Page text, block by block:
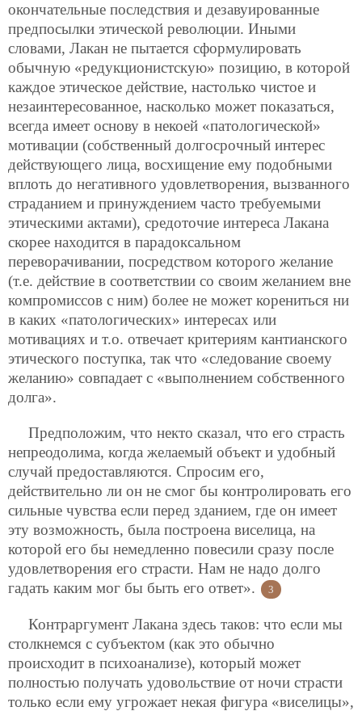
окончательные последствия и дезавуированные
предпосылки этической революции. Иными
словами, Лакан не пытается сформулировать
обычную «редукционистскую» позицию, в которой
каждое этическое действие, настолько чистое и
незаинтересованное, насколько может показаться,
всегда имеет основу в некоей «патологической»
мотивации (собственный долгосрочный интерес
действующего лица, восхищение ему подобными
вплоть до негативного удовлетворения, вызванного
страданием и принуждением часто требуемыми
этическими актами), средоточие интереса Лакана
скорее находится в парадоксальном
переворачивании, посредством которого желание
(т.е. действие в соответствии со своим желанием вне
компромиссов с ним) более не может корениться ни
в каких «патологических» интересах или
мотивациях и т.о. отвечает критериям кантианского
этического поступка, так что «следование своему
желанию» совпадает с «выполнением собственного
долга».
Предположим, что некто сказал, что его страсть
непреодолима, когда желаемый объект и удобный
случай предоставляются. Спросим его,
действительно ли он не смог бы контролировать его
сильные чувства если перед зданием, где он имеет
эту возможность, была построена виселица, на
которой его бы немедленно повесили сразу после
удовлетворения его страсти. Нам не надо долго
гадать каким мог бы быть его ответ».
3
Контраргумент Лакана здесь таков: что если мы
столкнемся с субъектом (как это обычно
происходит в психоанализе), который может
полностью получать удовольствие от ночи страсти
только если ему угрожает некая фигура «виселицы»,